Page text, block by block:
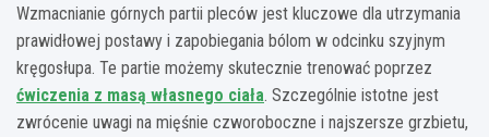
Wzmacnianie górnych partii pleców jest kluczowe dla utrzymania
prawidłowej postawy i zapobiegania bólom w odcinku szyjnym
kręgosłupa. Te partie możemy skutecznie trenować poprzez
ćwiczenia z masą własnego ciała. Szczególnie istotne jest
zwrócenie uwagi na mięśnie czworoboczne i najszersze grzbietu,